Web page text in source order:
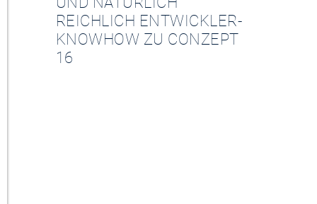
REICHLICH ENTWICKLER-
KNOWHOW ZU CONZEPT
16